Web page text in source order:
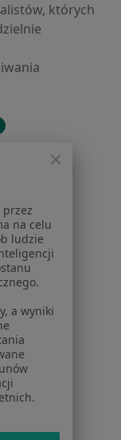
których
na celu
ludzie
a wyniki